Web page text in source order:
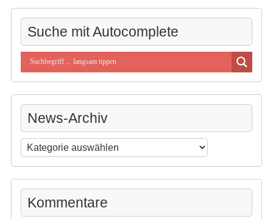
Suche mit Autocomplete
News-Archiv
News-
Archiv
Kommentare